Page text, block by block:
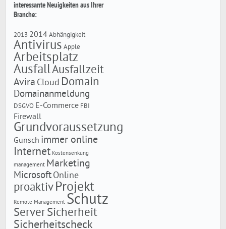
interessante Neuigkeiten aus Ihrer
Branche:
2013 2014 Abhängigkeit
Antivirus Apple
Arbeitsplatz
AusfallAusfallzeit
Avira Cloud Domain
Domainanmeldung
DSGVO E-Commerce FBI
Firewall
Grundvoraussetzung
Gunsch immer online
Internet Kostensenkung
management Marketing
Microsoft Online
proaktivProjekt
Remote Management Schutz
ServerSicherheit
Sicherheitscheck